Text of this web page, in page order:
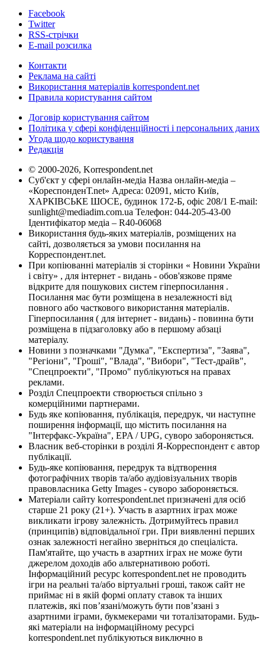
Facebook
Twitter
RSS-стрічки
E-mail розсилка
Контакти
Реклама на сайті
Використання матеріалів korrespondent.net
Правила користування сайтом
Договір користування сайтом
Політика у сфері конфіденційності і персональних даних
Угода щодо користування
Редакція
© 2000-2026, Korrespondent.net
Суб'єкт у сфері онлайн-медіа Назва онлайн-медіа –
«КореспонденТ.net» Адреса: 02091, місто Київ,
ХАРКІВСЬКЕ ШОСЕ, будинок 172-Б, офіс 208/1 E-mail:
sunlight@mediadim.com.ua Телефон: 044-205-43-00
Ідентифікатор медіа – R40-06068
Використання будь-яких матеріалів, розміщених на
сайті, дозволяється за умови посилання на
Корреспондент.net.
При копіюванні матеріалів зі сторінки « Новини України
і світу» , для інтернет - видань - обов'язкове пряме
відкрите для пошукових систем гіперпосилання .
Посилання має бути розміщена в незалежності від
повного або часткового використання матеріалів.
Гіперпосилання ( для інтернет - видань) - повинна бути
розміщена в підзаголовку або в першому абзаці
матеріалу.
Новини з позначками "Думка", "Експертиза", "Заява",
"Регіони", "Гроші", "Влада", "Вибори", "Тест-драйв",
"Спецпроекти", "Промо" публікуються на правах
реклами.
Розділ Спецпроекти створюється спільно з
комерційними партнерами.
Будь яке копіювання, публікація, передрук, чи наступне
поширення інформації, що містить посилання на
"Інтерфакс-Україна", EPA / UPG, суворо забороняється.
Власник веб-сторінки в розділі Я-Корреспондент є автор
публікації.
Будь-яке копіювання, передрук та відтворення
фотографічних творів та/або аудіовізуальних творів
правовласника Getty Images - суворо забороняється.
Матеріали сайту korrespondent.net призначені для осіб
старше 21 року (21+). Участь в азартних іграх може
викликати ігрову залежність. Дотримуйтесь правил
(принципів) відповідальної гри. При виявленні перших
ознак залежності негайно зверніться до спеціаліста.
Пам'ятайте, що участь в азартних іграх не може бути
джерелом доходів або альтернативою роботі.
Інформаційний ресурс korrespondent.net не проводить
ігри на реальні та/або віртуальні гроші, також сайт не
приймає ні в якій формі оплату ставок та інших
платежів, які пов’язані/можуть бути пов’язані з
азартними іграми, букмекерами чи тоталізаторами. Будь-
які матеріали на інформаційному ресурсі
korrespondent.net публікуються виключно в